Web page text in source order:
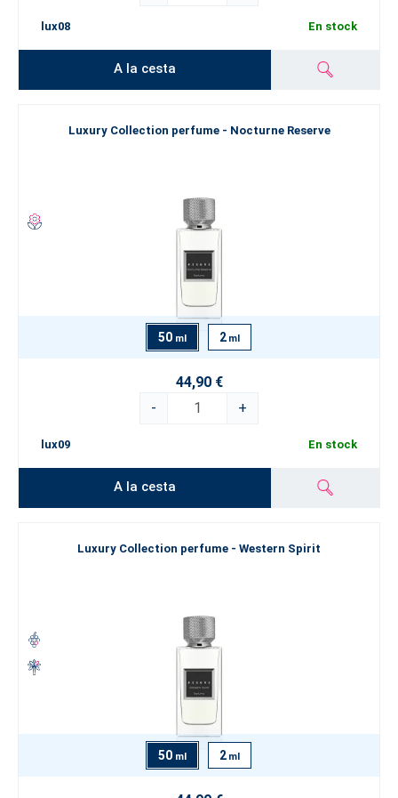
lux08 En stock
A la cesta
Luxury Collection perfume - Nocturne Reserve
50 ml 2 ml
44,90 €
-
+
lux09 En stock
A la cesta
Luxury Collection perfume - Western Spirit
50 ml 2 ml